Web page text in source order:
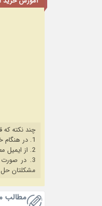
چند نکته که
1. در هنگام خرید حتما از آخرین نسخه مروگر فایرفاکس یا کروم استفاده کنید.
2. از ایمیل معتبر برای ثبت نام استفاده کنید.
3. در صورت بروز هرگونه مشکل در خرید، ابتدا
مشکلتان
مطالب